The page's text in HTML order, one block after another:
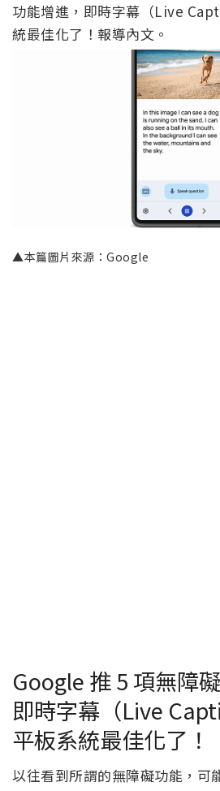
功能增進，即時字幕（Live
統最佳化了！報導內文。
▲本篇圖片來源：Google
Google 推 5 項無障
即時字幕（Live
平板系統最佳化了！
以往看到所謂的無障礙功能，可